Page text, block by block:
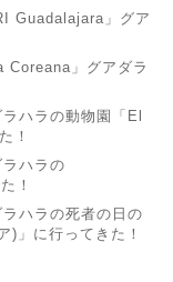
Guadalajara」グア
Coreana」グアダラ
ハラの動物園「El
！
ハラの
！
ハラの死者の日の
)」に行ってきた！